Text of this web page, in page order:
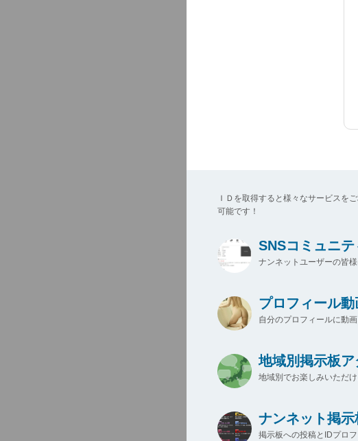
ＩＤを取得すると様々なサービスを
可能です！
SNSコミュニテ
ナンネットユーザーの皆
プロフィール動
自分のプロフィールに動
地域別掲示板ア
地域別でお楽しみいただ
ナンネット掲示
掲示板への投稿とIDプロ